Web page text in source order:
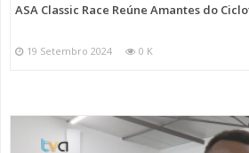
ASA Classic Race Reúne Amantes do
19 Setembro 2024 0 K